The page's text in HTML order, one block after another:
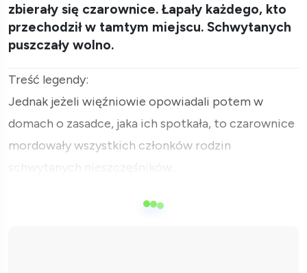
zbierały się czarownice. Łapały każdego, kto
przechodził w tamtym miejscu. Schwytanych
puszczały wolno.
Treść legendy:
Jednak jeżeli więźniowie opowiadali potem w
domach o zasadce, jaka ich spotkała, to czarownice
mordowały wszystkich członków rodzin
schwytanych nieszczęśników.